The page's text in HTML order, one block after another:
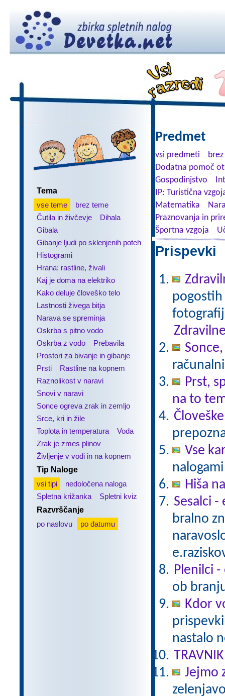
Tema
vse teme
brez teme
Čutila in živčevje
Dihala
Gibala
Gibanje ljudi po sklenjenih poteh
Histogrami
Hrana: rastline, živali
Kaj je doma na elektriko
Kako deluje človeško telo
Lastnosti živega bitja
Narava se spreminja
Oskrba s pitno vodo
Oskrba z vodo
Prebavila
Prostori za bivanje in gibanje
Prsti
Rastline na kopnem
Raznolikost v naravi
Snovi v naravi
Sonce ogreva zrak in zemljo
Srce, kri in žile
Toplota in temperatura
Voda
Zrak je zmes plinov
Življenje v vodi in na kopnem
Tip Naloge
vsi tipi
nedoločena naloga
Spletna križanka
Spletni kviz
Razvrščanje
po naslovu
po datumu
Predmet
vsi predmeti
Dodatna pomoč
Gospodinjstvo
IP: Turistična
Matematika
Praznovanja in
Športna vzgoja
Prispevki
pogostih
Prst,
na to
Vse
Hiša
Sesalci -
bralno
Plenilci -
ob
Kdor
nastalo
TRAVNIK
Jejmo